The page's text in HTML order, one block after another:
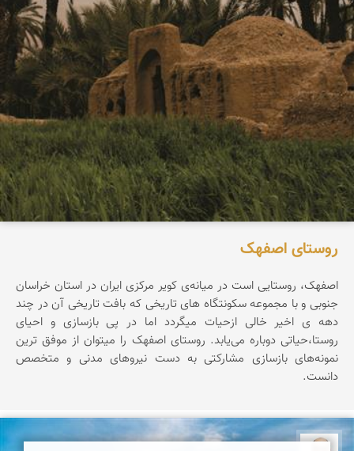
روستای اصفهک
اصفهک، روستایی است در میانه‌ی کویر مرکزی ایران در استان خراسان
جنوبی و با مجموعه سکونتگاه های تاریخی که بافت تاریخی آن در چند
دهه ی اخیر خالی ازحیات میگردد اما در پی بازسازی و احیای
روستا،حیاتی دوباره می‌یابد. روستای اصفهک را میتوان از موفق ‌ترین
نمونه‌های بازسازی مشارکتی به دست نیروهای مدنی و متخصص
دانست.